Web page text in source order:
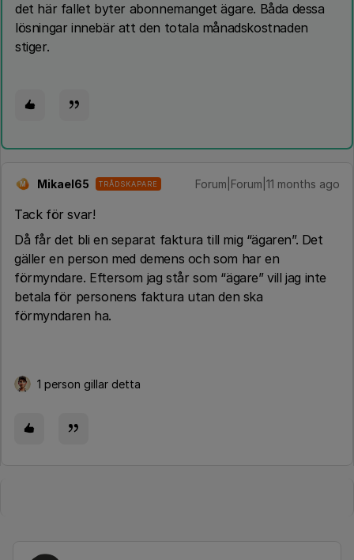
det här fallet byter abonnemanget ägare. Båda dessa
lösningar innebär att den totala månadskostnaden
stiger.
M Mikael65 TRÅDSKAPARE Forum|Forum|11 months ago
Tack för svar!
Då får det bli en separat faktura till mig “ägaren”. Det
gäller en person med demens och som har en
förmyndare. Eftersom jag står som “ägare” vill jag inte
betala för personens faktura utan den ska
förmyndaren ha.
1 person gillar detta